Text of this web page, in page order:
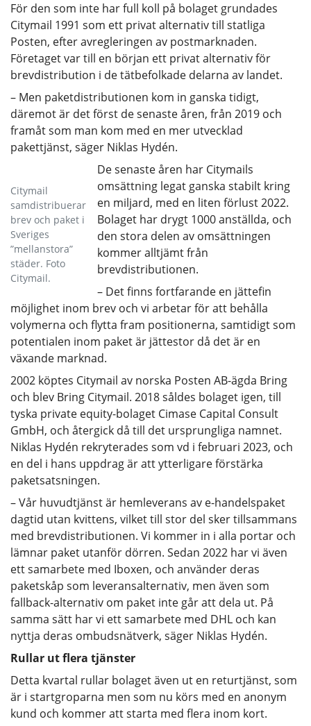
För den som inte har full koll på bolaget grundades
Citymail 1991 som ett privat alternativ till statliga
Posten, efter avregleringen av postmarknaden.
Företaget var till en början ett privat alternativ för
brevdistribution i de tätbefolkade delarna av landet.
– Men paketdistributionen kom in ganska tidigt,
däremot är det först de senaste åren, från 2019 och
framåt som man kom med en mer utvecklad
pakettjänst, säger Niklas Hydén.
Citymail
samdistribuerar
brev och paket i
Sveriges
”mellanstora”
städer. Foto
Citymail.
De senaste åren har Citymails
omsättning legat ganska stabilt kring
en miljard, med en liten förlust 2022.
Bolaget har drygt 1000 anställda, och
den stora delen av omsättningen
kommer alltjämt från
brevdistributionen.
– Det finns fortfarande en jättefin
möjlighet inom brev och vi arbetar för att behålla
volymerna och flytta fram positionerna, samtidigt som
potentialen inom paket är jättestor då det är en
växande marknad.
2002 köptes Citymail av norska Posten AB-ägda Bring
och blev Bring Citymail. 2018 såldes bolaget igen, till
tyska private equity-bolaget Cimase Capital Consult
GmbH, och återgick då till det ursprungliga namnet.
Niklas Hydén rekryterades som vd i februari 2023, och
en del i hans uppdrag är att ytterligare förstärka
paketsatsningen.
– Vår huvudtjänst är hemleverans av e-handelspaket
dagtid utan kvittens, vilket till stor del sker tillsammans
med brevdistributionen. Vi kommer in i alla portar och
lämnar paket utanför dörren. Sedan 2022 har vi även
ett samarbete med Iboxen, och använder deras
paketskåp som leveransalternativ, men även som
fallback-alternativ om paket inte går att dela ut. På
samma sätt har vi ett samarbete med DHL och kan
nyttja deras ombudsnätverk, säger Niklas Hydén.
Rullar ut flera tjänster
Detta kvartal rullar bolaget även ut en returtjänst, som
är i startgroparna men som nu körs med en anonym
kund och kommer att starta med flera inom kort.